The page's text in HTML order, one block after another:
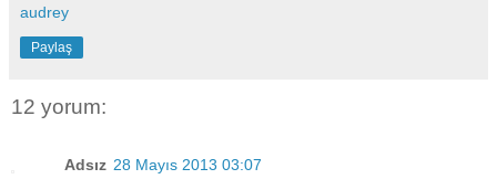
audrey
Paylaş
12 yorum:
Adsız 28 Mayıs 2013 03:07